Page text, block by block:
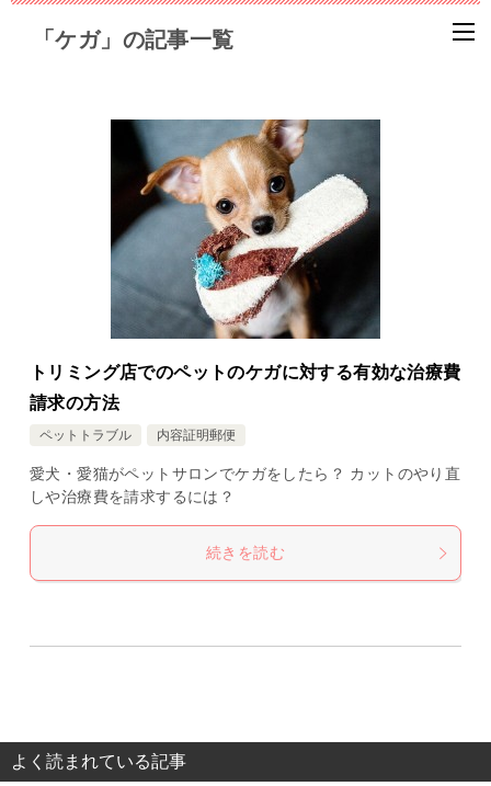
「ケガ」の記事一覧
トリミング店でのペットのケガに対する有効な治療費
請求の方法
ペットトラブル 内容証明郵便
愛犬・愛猫がペットサロンでケガをしたら？ カットのやり直
しや治療費を請求するには？
続きを読む
よく読まれている記事